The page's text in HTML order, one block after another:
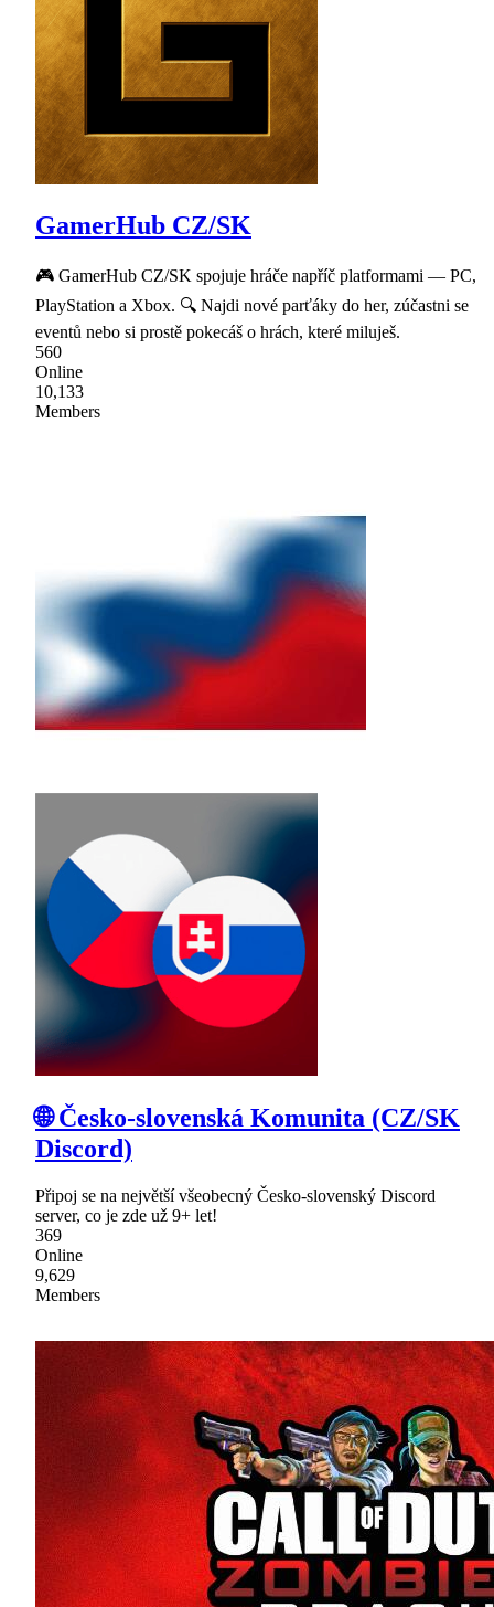
GamerHub CZ/SK
🎮 GamerHub CZ/SK spojuje hráče napříč platformami — PC,
PlayStation a Xbox. 🔍 Najdi nové parťáky do her, zúčastni se
eventů nebo si prostě pokecáš o hrách, které miluješ.
560
Online
10,133
Members
🌐 Česko-slovenská Komunita (CZ/SK
Discord)
Připoj se na největší všeobecný Česko-slovenský Discord
server, co je zde už 9+ let!
369
Online
9,629
Members